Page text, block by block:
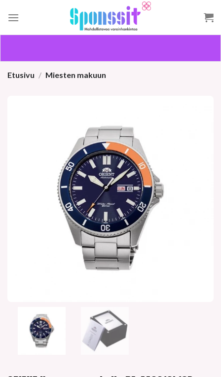
Etusivu / Miesten makuun